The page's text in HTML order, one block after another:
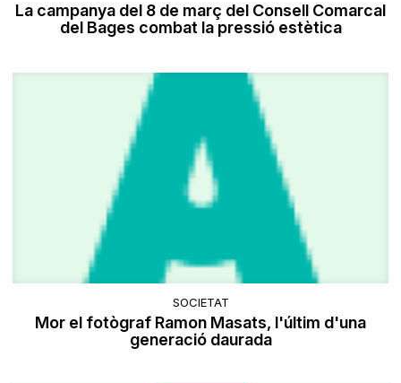
La campanya del 8 de març del Consell Comarcal
del Bages combat la pressió estètica
SOCIETAT
Mor el fotògraf Ramon Masats, l'últim d'una
generació daurada